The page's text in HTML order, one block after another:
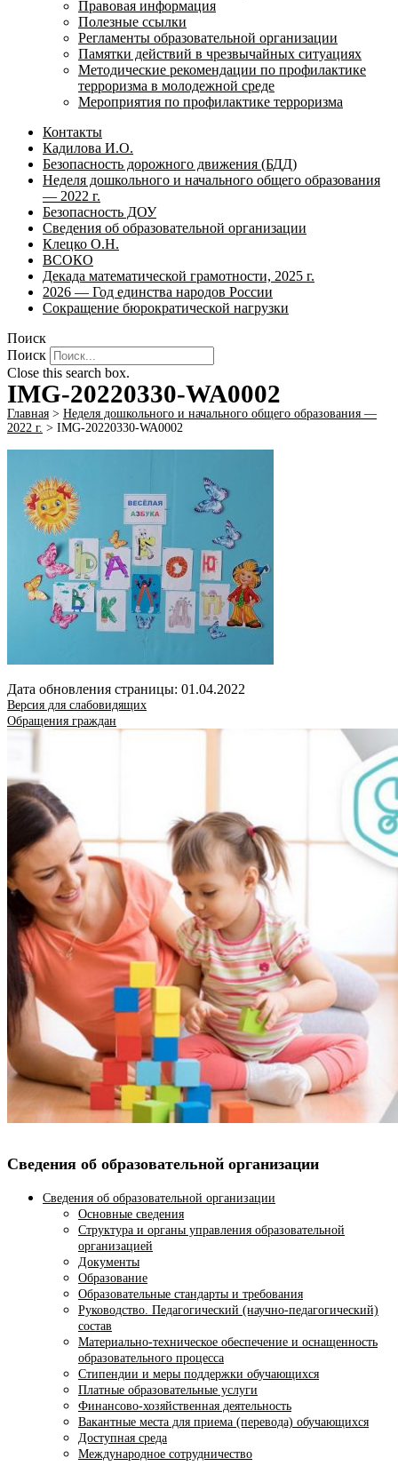
Правовая информация
Полезные ссылки
Регламенты образовательной организации
Памятки действий в чрезвычайных ситуациях
Методические рекомендации по профилактике
терроризма в молодежной среде
Мероприятия по профилактике терроризма
Контакты
Кадилова И.О.
Безопасность дорожного движения (БДД)
Неделя дошкольного и начального общего образования
— 2022 г.
Безопасность ДОУ
Сведения об образовательной организации
Клецко О.Н.
ВСОКО
Декада математической грамотности, 2025 г.
2026 — Год единства народов России
Сокращение бюрократической нагрузки
Поиск
Поиск
Close this search box.
IMG-20220330-WA0002
Главная > Неделя дошкольного и начального общего образования —
2022 г. > IMG-20220330-WA0002
Дата обновления страницы: 01.04.2022
Версия для слабовидящих
Обращения граждан
Сведения об образовательной организации
Сведения об образовательной организации
Основные сведения
Структура и органы управления образовательной
организацией
Документы
Образование
Образовательные стандарты и требования
Руководство. Педагогический (научно-педагогический)
состав
Материально-техническое обеспечение и оснащенность
образовательного процесса
Стипендии и меры поддержки обучающихся
Платные образовательные услуги
Финансово-хозяйственная деятельность
Вакантные места для приема (перевода) обучающихся
Доступная среда
Международное сотрудничество